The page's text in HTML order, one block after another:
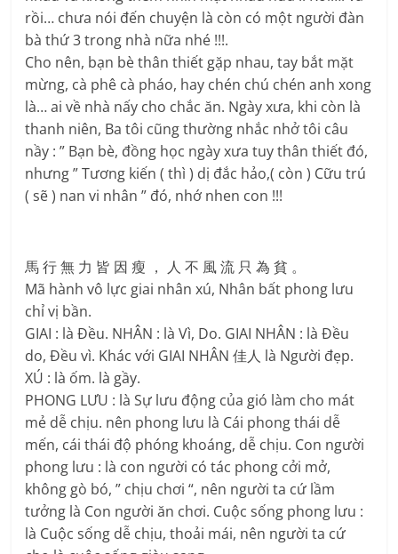
rồi… chưa nói đến chuyện là còn có một người đàn
bà thứ 3 trong nhà nữa nhé !!!.
Cho nên, bạn bè thân thiết gặp nhau, tay bắt mặt
mừng, cà phê cà pháo, hay chén chú chén anh xong
là… ai về nhà nấy cho chắc ăn. Ngày xưa, khi còn là
thanh niên, Ba tôi cũng thường nhắc nhở tôi câu
nầy : ” Bạn bè, đồng học ngày xưa tuy thân thiết đó,
nhưng ” Tương kiến ( thì ) dị đắc hảo,( còn ) Cữu trú
( sẽ ) nan vi nhân ” đó, nhớ nhen con !!!
馬 行 無 力 皆 因 瘦 ， 人 不 風 流 只 為 貧 。
Mã hành vô lực giai nhân xú, Nhân bất phong lưu
chỉ vị bần.
GIAI : là Đều. NHÂN : là Vì, Do. GIAI NHÂN : là Đều
do, Đều vì. Khác với GIAI NHÂN 佳人 là Người đẹp.
XÚ : là ốm. là gầy.
PHONG LƯU : là Sự lưu động của gió làm cho mát
mẻ dễ chịu. nên phong lưu là Cái phong thái dễ
mến, cái thái độ phóng khoáng, dễ chịu. Con người
phong lưu : là con người có tác phong cởi mở,
không gò bó, ” chịu chơi “, nên người ta cứ lầm
tưởng là Con người ăn chơi. Cuộc sống phong lưu :
là Cuộc sống dễ chịu, thoải mái, nên người ta cứ